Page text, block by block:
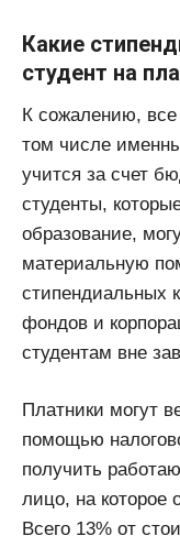
Какие
студент на
К сожалению, все
том числе
учится за счет
студенты,
образование,
материальную
стипендиальных
фондов и
студентам вне
Платники могут
помощью
получить
лицо, на которое
Всего 13% от